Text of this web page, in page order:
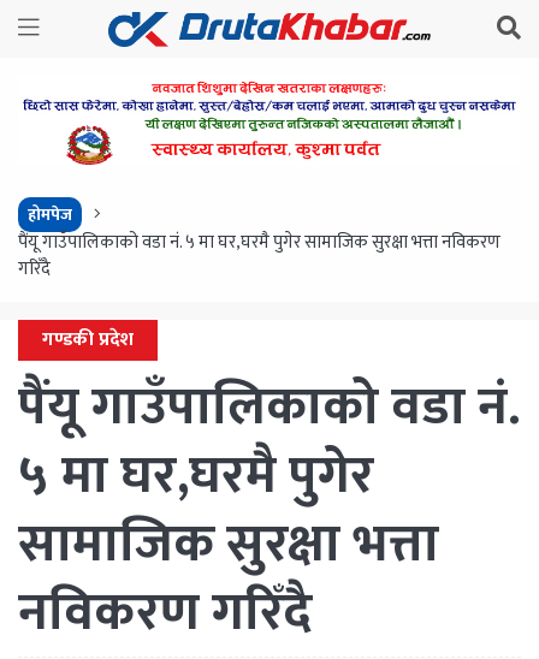
होमपेज
पैंयू गाउँपालिकाको वडा नं. ५ मा घर,घरमै पुगेर सामाजिक सुरक्षा भत्ता नविकरण
गरिँदै
गण्डकी प्रदेश
पैंयू गाउँपालिकाको वडा नं.
५ मा घर,घरमै पुगेर
सामाजिक सुरक्षा भत्ता
नविकरण गरिँदै